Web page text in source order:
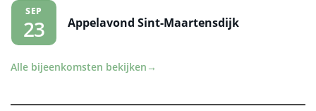
SEP
23 Appelavond Sint-Maartensdijk
Alle bijeenkomsten bekijken →